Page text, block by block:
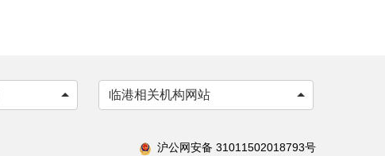
临港相关机构网站
沪公网安备 31011502018793号